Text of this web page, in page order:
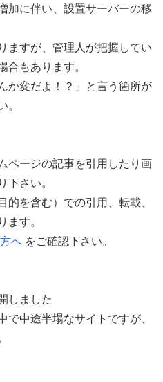
加に伴い、設置サーバーの移
ますが、管理人が把握してい
合もあります。
か変だよ！？」と言う箇所が
。
ページの記事を引用したり画
下さい。
的を含む）での引用、転載、
ます。
へ をご確認下さい。
しました
で中途半場なサイトですが、